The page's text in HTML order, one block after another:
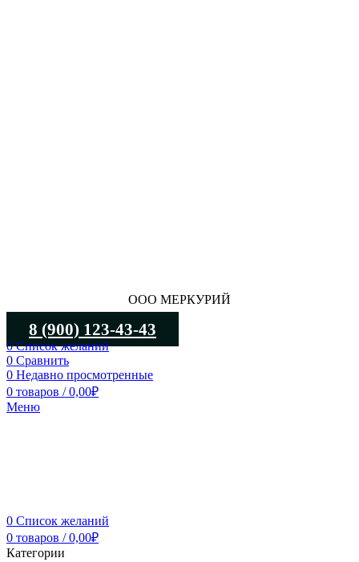
ООО МЕРКУРИЙ
8 (900) 123-43-43
0Список желаний
0 Сравнить
0 Недавно просмотренные
0 товаров / 0,00₽
Меню
0 Список желаний
0 товаров / 0,00₽
Категории